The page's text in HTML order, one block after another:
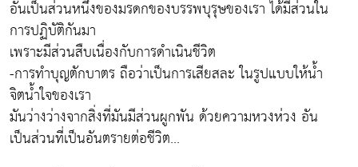
อันเป็นส่วนหนึ่งของมรดกของบรรพบุรุษของเรา ได้มีส่วนใน
การปฏิบัติกันมา
เพราะมีส่วนสืบเนื่องกับการดำเนินชีวิต
-การทำบุญตักบาตร ถือว่าเป็นการเสียสละ ในรูปแบบให้น้ำ
จิตน้ำใจของเรา
มันว่างว่างจากสิ่งที่มันมีส่วนผูกพัน ด้วยความหวงห่วง อัน
เป็นส่วนที่เป็นอันตรายต่อชีวิต...